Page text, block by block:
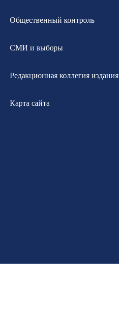
Общественный контроль
СМИ и выборы
Редакционная коллегия издания
Карта сайта